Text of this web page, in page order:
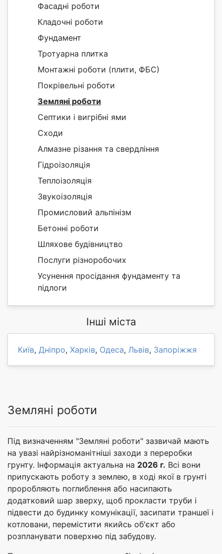
Фасадні роботи
Кладочні роботи
Фундамент
Тротуарна плитка
Монтажні роботи (плити, ФБС)
Покрівельні роботи
Земляні роботи
Септики і вигрібні ями
Сходи
Алмазне різання та свердління
Гідроізоляція
Теплоізоляція
Звукоізоляція
Промисловий альпінізм
Бетонні роботи
Шляхове будівництво
Послуги різноробочих
Усунення просідання фундаменту та
підлоги
Інші міста
Київ, Дніпро, Харків, Одеса, Львів, Запоріжжя
Земляні роботи
Під визначенням "Земляні роботи" зазвичай мають
на увазі найрізноманітніші заходи з переробки
грунту. Інформація актуальна на 2026 г. Всі вони
припускають роботу з землею, в ході якої в грунті
проробляють поглиблення або насипають
додатковий шар зверху, щоб прокласти труби і
підвести до будинку комунікації, засипати траншеї і
котловани, перемістити якийсь об'єкт або
розпланувати поверхню під забудову.